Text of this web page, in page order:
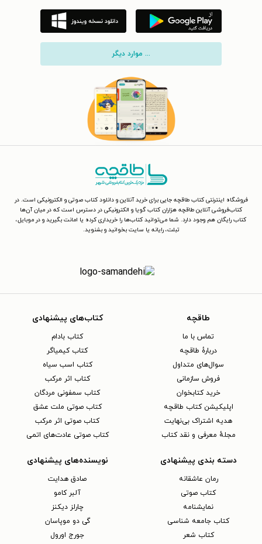
... موارد دیگر
فروشگاه اینترنتی کتاب طاقچه جایی برای خرید آنلاین و دانلود کتاب صوتی و الکترونیکی است. در
کتاب‌فروشی آنلاین طاقچه هزاران کتاب گویا و الکترونیکی در دسترس است که در میان آن‌ها
کتاب رایگان هم وجود دارد. شما می‌توانید کتاب‌ها را خریداری کرده یا امانت بگیرید و در موبایل،
تبلت، رایانه یا سایت بخوانید و بشنوید.
طاقچه
تماس با ما
دربارهٔ طاقچه
سوال‌های متداول
فروش سازمانی
خرید کتابخوان
اپلیکیشن کتاب طاقچه
هدیه اشتراک بی‌نهایت
مجلهٔ معرفی و نقد کتاب
کتاب‌های پیشنهادی
کتاب بادام
کتاب کیمیاگر
کتاب اسب سیاه
کتاب اثر مرکب
کتاب سمفونی مردگان
کتاب صوتی ملت عشق
کتاب صوتی اثر مرکب
کتاب صوتی عادت‌های اتمی
دسته بندی پیشنهادی
رمان عاشقانه
کتاب‌ صوتی
نمایشنامه
کتاب جامعه شناسی
کتاب شعر
نویسنده‌های پیشنهادی
صادق هدایت
آلبر کامو
چارلز دیکنز
گی دو موپاسان
جورج اورول